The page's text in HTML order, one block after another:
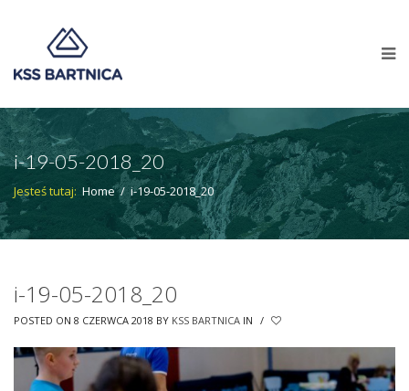
i-19-05-2018_20
Jesteś tutaj: Home / i-19-05-2018_20
i-19-05-2018_20
POSTED ON 8 CZERWCA 2018 BY KSS BARTNICA IN /